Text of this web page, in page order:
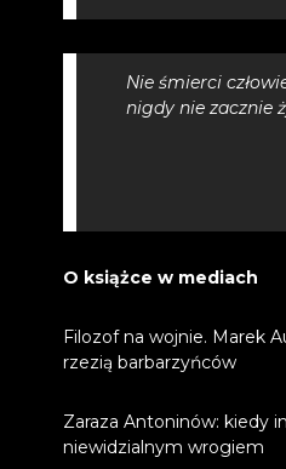
Nie śmierci
nigdy nie zacznie
O książce w mediach
Filozof na wojnie. Marek
rzezią barbarzyńców
Zaraza Antoninów: kiedy
niewidzialnym wrogiem